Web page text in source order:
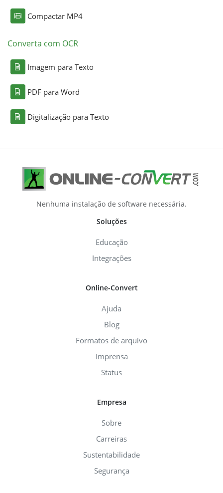
Compactar MP4
Converta com OCR
Imagem para Texto
PDF para Word
Digitalização para Texto
Nenhuma instalação de software necessária.
Soluções
Educação
Integrações
Online-Convert
Ajuda
Blog
Formatos de arquivo
Imprensa
Status
Empresa
Sobre
Carreiras
Sustentabilidade
Segurança